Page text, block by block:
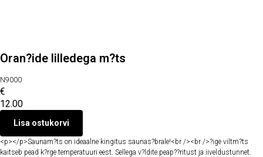
Oran?ide lilledega m?ts
N9000
€
12.00
Lisa ostukorvi
<p></p>Saunam?ts on ideaalne kingitus saunas?brale!<br /><br />?ige viltm?ts
kaitseb pead k?rge temperatuuri eest. Sellega v?ldite peap??ritust ja iiveldustunnet.